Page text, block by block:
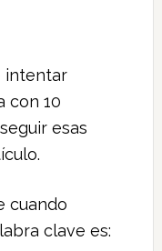
intentar
con 10
esas
cuando
clave es: